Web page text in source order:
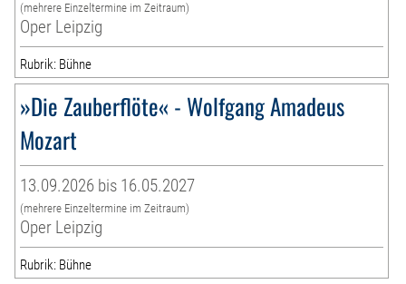
(mehrere Einzeltermine im Zeitraum)
Oper Leipzig
Rubrik: Bühne
»Die Zauberflöte« - Wolfgang Amadeus
Mozart
13.09.2026 bis 16.05.2027
(mehrere Einzeltermine im Zeitraum)
Oper Leipzig
Rubrik: Bühne